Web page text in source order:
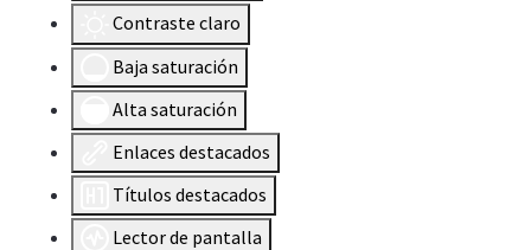
Contraste claro
Baja saturación
Alta saturación
Enlaces destacados
Títulos destacados
Lector de pantalla